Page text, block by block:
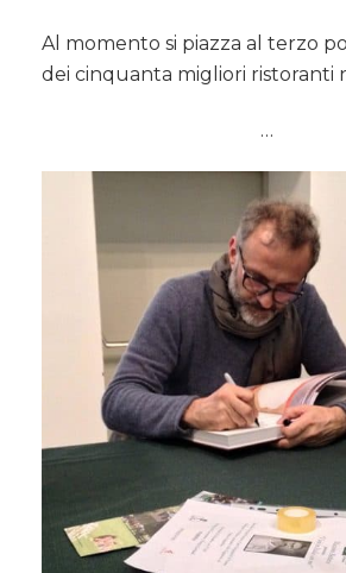
Al momento si piazza al terzo
dei cinquanta migliori ristoranti
…